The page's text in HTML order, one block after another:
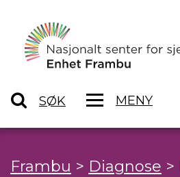
SØK MENY
Frambu > Diagnose >